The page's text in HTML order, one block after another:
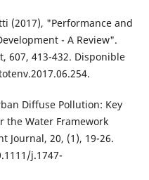
(2017), "Performance and
- A Review".
607, 413-432. Disponible
Diffuse Pollution: Key
the Water Framework
Journal, 20, (1), 19-26.
j.1747-